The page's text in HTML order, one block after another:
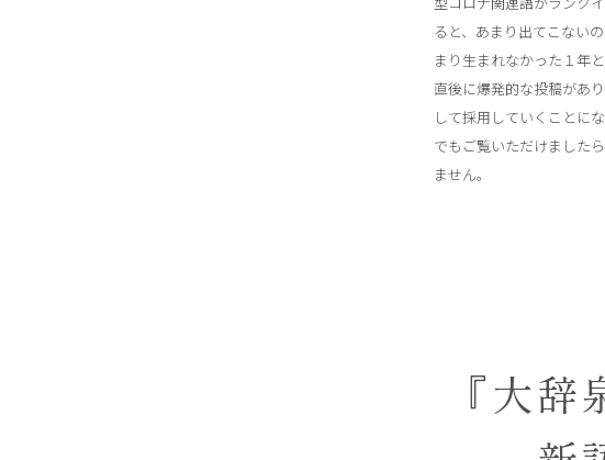
ると、あまり出てこない
まり生まれなかった１年
直後に爆発的な投稿があ
して採用していくことに
でもご覧いただけました
ません。
『大